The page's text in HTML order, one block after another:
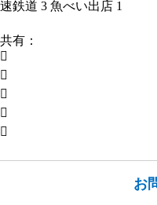
速鉄道 3 魚べい出店 1
共有：
お